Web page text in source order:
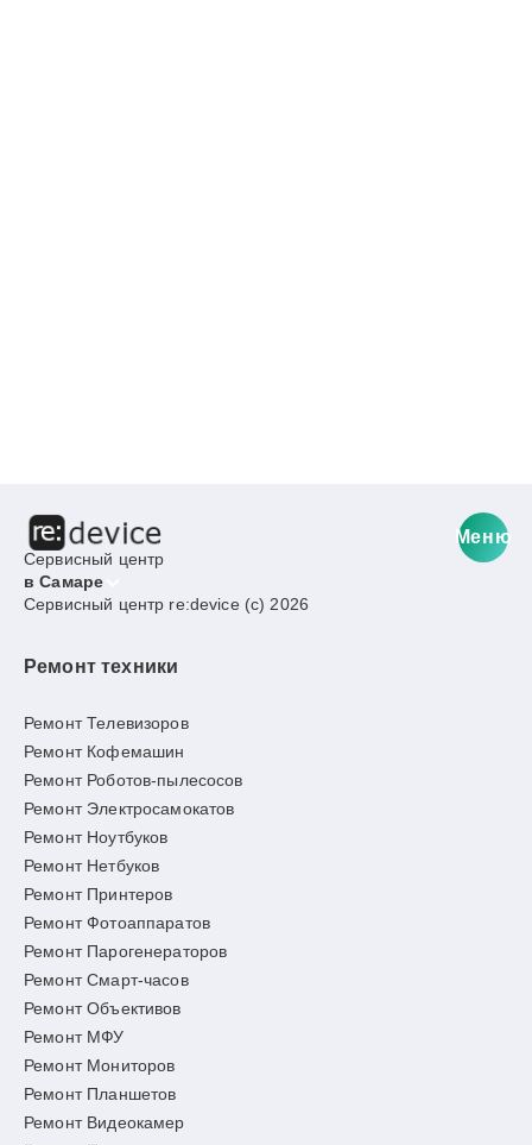
Сервисный центр
в Самаре
Меню
Сервисный центр re:device (c) 2026
Ремонт техники
Ремонт Телевизоров
Ремонт Кофемашин
Ремонт Роботов-пылесосов
Ремонт Электросамокатов
Ремонт Ноутбуков
Ремонт Нетбуков
Ремонт Принтеров
Ремонт Фотоаппаратов
Ремонт Парогенераторов
Ремонт Смарт-часов
Ремонт Объективов
Ремонт МФУ
Ремонт Мониторов
Ремонт Планшетов
Ремонт Видеокамер